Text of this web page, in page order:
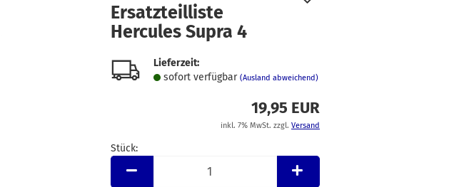
Ersatzteilliste
Hercules Supra 4
Lieferzeit:
sofort verfügbar (Ausland abweichend)
19,95 EUR
inkl. 7% MwSt. zzgl. Versand
Stück:
Stück